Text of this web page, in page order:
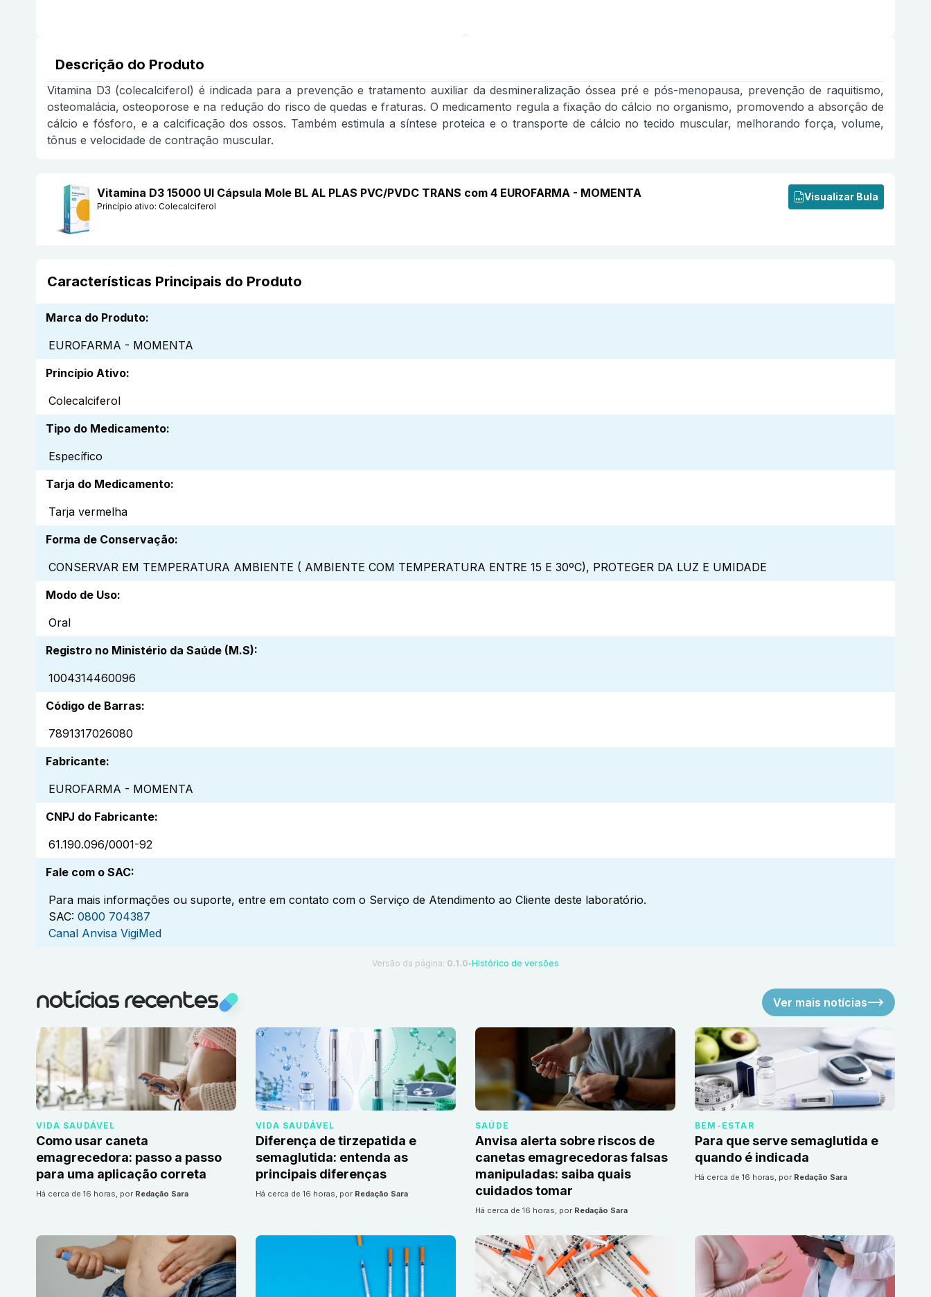
Descrição do Produto
Vitamina D3 (colecalciferol) é indicada para a prevenção e tratamento auxiliar da desmineralização óssea pré e pós-menopausa, prevenção de raquitismo,
osteomalácia, osteoporose e na redução do risco de quedas e fraturas. O medicamento regula a fixação do cálcio no organismo, promovendo a absorção de
cálcio e fósforo, e a calcificação dos ossos. Também estimula a síntese proteica e o transporte de cálcio no tecido muscular, melhorando força, volume,
tônus e velocidade de contração muscular.
Vitamina D3 15000 UI Cápsula Mole BL AL PLAS PVC/PVDC TRANS com 4 EUROFARMA - MOMENTA
Princípio ativo: Colecalciferol
Visualizar Bula
Características Principais do Produto
Marca do Produto:
EUROFARMA - MOMENTA
Princípio Ativo:
Colecalciferol
Tipo do Medicamento:
Específico
Tarja do Medicamento:
Tarja vermelha
Forma de Conservação:
CONSERVAR EM TEMPERATURA AMBIENTE ( AMBIENTE COM TEMPERATURA ENTRE 15 E 30ºC), PROTEGER DA LUZ E UMIDADE
Modo de Uso:
Oral
Registro no Ministério da Saúde (M.S):
1004314460096
Código de Barras:
7891317026080
Fabricante:
EUROFARMA - MOMENTA
CNPJ do Fabricante:
61.190.096/0001-92
Fale com o SAC:
Para mais informações ou suporte, entre em contato com o Serviço de Atendimento ao Cliente deste laboratório.
SAC: 0800 704387
Canal Anvisa VigiMed
Versão da página: 0.1.0 ●Histórico de versões
notícias recentes Ver mais notícias
VIDA SAUDÁVEL
Como usar caneta
emagrecedora: passo a passo
para uma aplicação correta
há cerca de 16 horas, por Redação Sara
VIDA SAUDÁVEL
Diferença de tirzepatida e
semaglutida: entenda as
principais diferenças
há cerca de 16 horas, por Redação Sara
SAÚDE
Anvisa alerta sobre riscos de
canetas emagrecedoras falsas
manipuladas: saiba quais
cuidados tomar
há cerca de 16 horas, por Redação Sara
BEM-ESTAR
Para que serve semaglutida e
quando é indicada
há cerca de 16 horas, por Redação Sara